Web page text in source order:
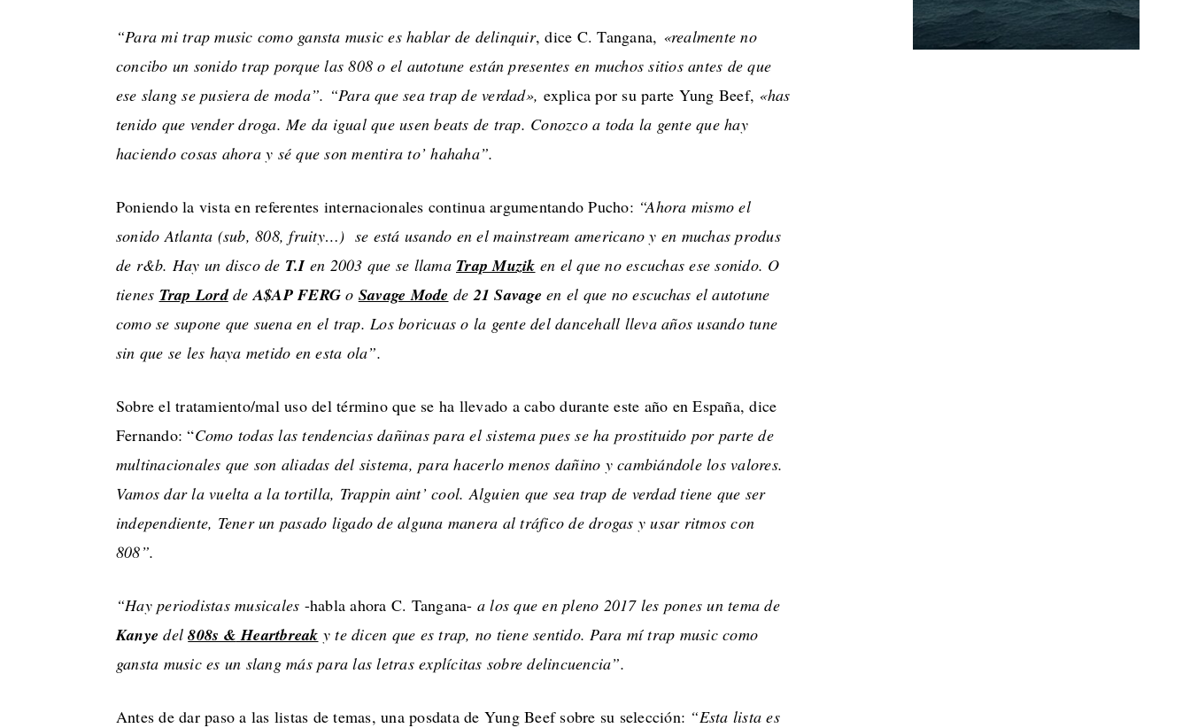
“Para mi trap music como gansta music es hablar de delinquir, dice C. Tangana, «realmente no
concibo un sonido trap porque las 808 o el autotune están presentes en muchos sitios antes de que
ese slang se pusiera de moda”. “Para que sea trap de verdad»,explica por su parte Yung Beef, «has
tenido que vender droga. Me da igual que usen beats de trap. Conozco a toda la gente que hay
haciendo cosas ahora y sé que son mentira to’ hahaha”.
Poniendo la vista en referentes internacionales continua argumentando Pucho: “Ahora mismo el
sonido Atlanta (sub, 808, fruity…) se está usando en el mainstream americano y en muchas produs
de r&b. Hay un disco de T.I en 2003 que se llama Trap Muzik en el que no escuchas ese sonido. O
tienes Trap Lordde A$AP FERGo Savage Mode de 21 Savage en el que no escuchas el autotune
como se supone que suena en el trap. Los boricuas o la gente del dancehall lleva años usando tune
sin que se les haya metido en esta ola”.
Sobre el tratamiento/mal uso del término que se ha llevado a cabo durante este año en España, dice
Fernando: “Como todas las tendencias dañinas para el sistema pues se ha prostituido por parte de
multinacionales que son aliadas del sistema, para hacerlo menos dañino y cambiándole los valores.
Vamos dar la vuelta a la tortilla, Trappin aint’ cool. Alguien que sea trap de verdad tiene que ser
independiente, Tener un pasado ligado de alguna manera al tráfico de drogas y usar ritmos con
808”.
“Hay periodistas musicales -habla ahora C. Tangana- a los que en pleno 2017 les pones un tema de
Kanye del808s & Heartbreak y te dicen que es trap, no tiene sentido. Para mí trap music como
gansta music es un slang más para las letras explícitas sobre delincuencia”.
Antes de dar paso a las listas de temas, una posdata de Yung Beef sobre su selección: “Esta lista es